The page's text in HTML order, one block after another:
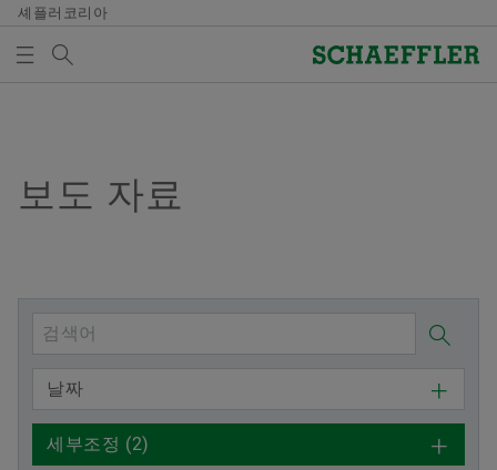
셰플러코리아
회사
구매 및 공급업체 관리
판매
그룹
제품과 솔루션
Vehicle Lifetime Solutions
Bearings & Industrial Solutions
디지털 제품
인재 채용
기입항목
종사자
훈련 기관
미디어
미디어 라이브러리
소셜 뉴스
날짜와 이벤트
미디어 장바구니에 품목이 없습니다. 새 엘리먼트 버튼
참고
여러 매체를 장바구니에 모아 한 번에 주문하
실 수 있습니다. 각 매체의 최대 주문 수량은
20개입니다. 무료 구입한 재료를 판매하는 것
은 허용되지 않습니다.
보도 자료
날짜
세부조정 (2)